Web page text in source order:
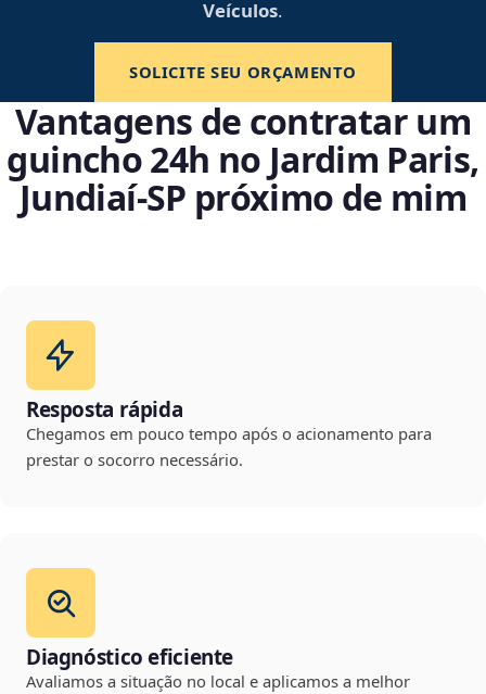
Veículos.
SOLICITE SEU ORÇAMENTO
Vantagens de contratar um
guincho 24h no Jardim Paris,
Jundiaí‑SP próximo de mim
Resposta rápida
Chegamos em pouco tempo após o acionamento para
prestar o socorro necessário.
Diagnóstico eficiente
Avaliamos a situação no local e aplicamos a melhor